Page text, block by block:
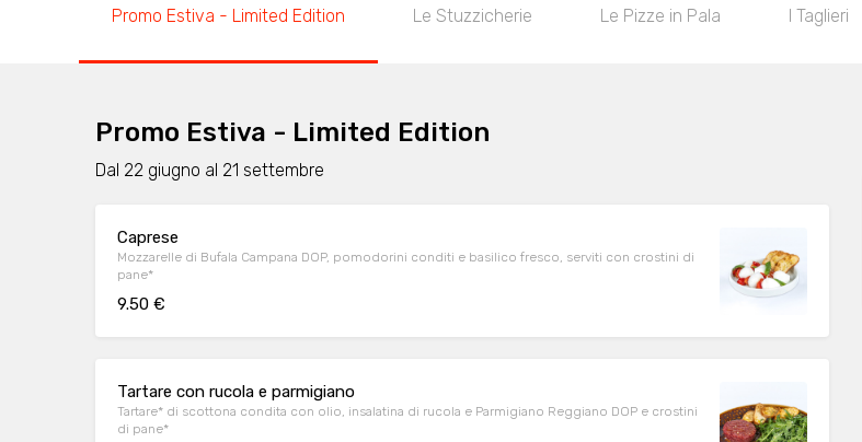
Promo Estiva - Limited Edition Le Stuzzicherie Le Pizze in Pala I Taglieri
Promo Estiva - Limited Edition
Dal 22 giugno al 21 settembre
Caprese
Mozzarelle di Bufala Campana DOP, pomodorini conditi e basilico fresco, serviti con crostini di
pane*
9.50 €
Tartare con rucola e parmigiano
Tartare* di scottona condita con olio, insalatina di rucola e Parmigiano Reggiano DOP e crostini
di pane*